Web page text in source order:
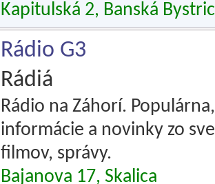
Kapitulská 2, Banská
Rádio G3
Rádiá
Rádio na Záhorí.
informácie a novinky zo
filmov, správy.
Bajanova 17, Skalica